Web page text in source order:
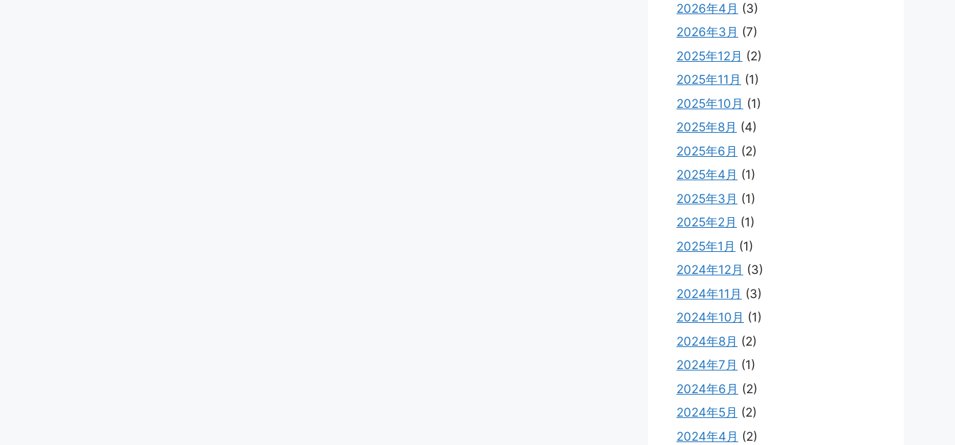
2026年4月 (3)
2026年3月 (7)
2025年12月 (2)
2025年11月 (1)
2025年10月 (1)
2025年8月 (4)
2025年6月 (2)
2025年4月 (1)
2025年3月 (1)
2025年2月 (1)
2025年1月 (1)
2024年12月 (3)
2024年11月 (3)
2024年10月 (1)
2024年8月 (2)
2024年7月 (1)
2024年6月 (2)
2024年5月 (2)
2024年4月 (2)